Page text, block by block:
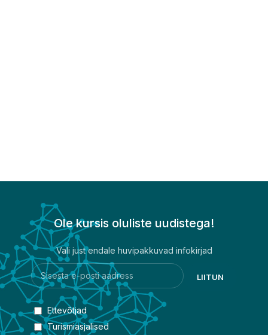
Ole kursis oluliste uudistega!
Vali just endale huvipakkuvad infokirjad
Ettevõtjad
Turismiasjalised